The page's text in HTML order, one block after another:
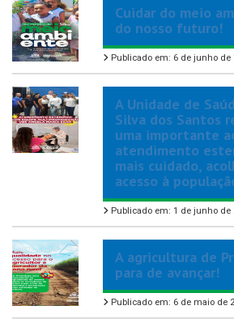
Cuidar do meio
do nosso futuro!
Publicado em: 6 de junho de
A Unidade de
Silva dos Santos
uma importante
atendimento
mais cuidado,
acesso à
Publicado em: 1 de junho de
A agricultura de
para de avançar!
Publicado em: 6 de maio de